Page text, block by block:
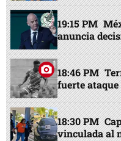
19:15 PM
anuncia
18:46 PM
fuerte
18:30 PM
vinculada al